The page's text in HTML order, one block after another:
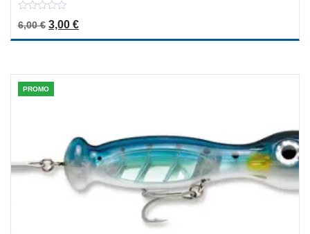
out
of
6,00€ Il prezzo originale era: 6,00 €.
3,00 €Il prezzo attuale è: 3,00 €.
PROMO